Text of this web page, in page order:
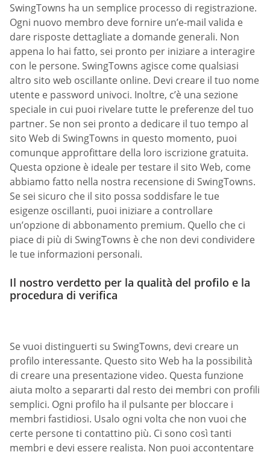
SwingTowns ha un semplice processo di registrazione.
Ogni nuovo membro deve fornire un’e-mail valida e
dare risposte dettagliate a domande generali. Non
appena lo hai fatto, sei pronto per iniziare a interagire
con le persone. SwingTowns agisce come qualsiasi
altro sito web oscillante online. Devi creare il tuo nome
utente e password univoci. Inoltre, c’è una sezione
speciale in cui puoi rivelare tutte le preferenze del tuo
partner. Se non sei pronto a dedicare il tuo tempo al
sito Web di SwingTowns in questo momento, puoi
comunque approfittare della loro iscrizione gratuita.
Questa opzione è ideale per testare il sito Web, come
abbiamo fatto nella nostra recensione di SwingTowns.
Se sei sicuro che il sito possa soddisfare le tue
esigenze oscillanti, puoi iniziare a controllare
un’opzione di abbonamento premium. Quello che ci
piace di più di SwingTowns è che non devi condividere
le tue informazioni personali.
Il nostro verdetto per la qualità del profilo e la
procedura di verifica
Se vuoi distinguerti su SwingTowns, devi creare un
profilo interessante. Questo sito Web ha la possibilità
di creare una presentazione video. Questa funzione
aiuta molto a separarti dal resto dei membri con profili
semplici. Ogni profilo ha il pulsante per bloccare i
membri fastidiosi. Usalo ogni volta che non vuoi che
certe persone ti contattino più. Ci sono così tanti
membri e devi essere realista. Non puoi accontentare